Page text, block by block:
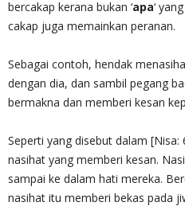
bercakap kerana bukan ‘apa‘
cakap juga memainkan peranan.
Sebagai contoh, hendak
dengan dia, dan sambil pegang
bermakna dan memberi kesan
Seperti yang disebut dalam
nasihat yang memberi kesan.
sampai ke dalam hati mereka.
nasihat itu memberi bekas pada